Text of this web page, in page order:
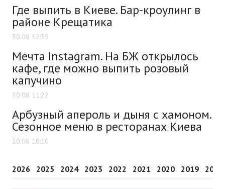
Где выпить в Киеве. Бар-кроулинг в
районе Крещатика
30.08 12:39
Мечта Instagram. На БЖ открылось
кафе, где можно выпить розовый
капучино
30.08 11:22
Арбузный апероль и дыня с хамоном.
Сезонное меню в ресторанах Киева
30.08 10:10
2026 2025 2024 2023 2022 2021 2020 2019 2018